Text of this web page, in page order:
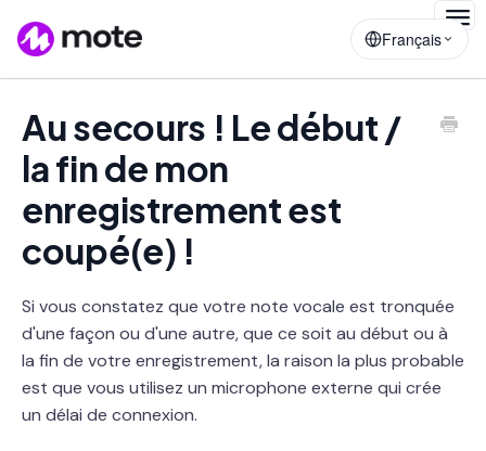
Français
Au secours ! Le début /
la fin de mon
enregistrement est
coupé(e) !
Si vous constatez que votre note vocale est tronquée
d'une façon ou d'une autre, que ce soit au début ou à
la fin de votre enregistrement, la raison la plus probable
est que vous utilisez un microphone externe qui crée
un délai de connexion.